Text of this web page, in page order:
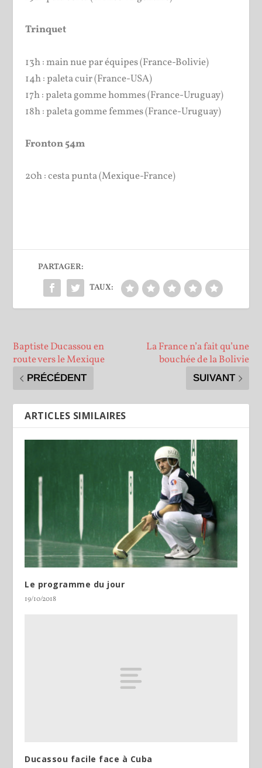
Trinquet
13h : main nue par équipes (France-Bolivie)
14h : paleta cuir (France-USA)
17h : paleta gomme hommes (France-Uruguay)
18h : paleta gomme femmes (France-Uruguay)
Fronton 54m
20h : cesta punta (Mexique-France)
PARTAGER:
TAUX:
Baptiste Ducassou en
route vers le Mexique
PRÉCÉDENT
La France n’a fait qu’une
bouchée de la Bolivie
SUIVANT
ARTICLES SIMILAIRES
Le programme du jour
19/10/2018
Ducassou facile face à Cuba